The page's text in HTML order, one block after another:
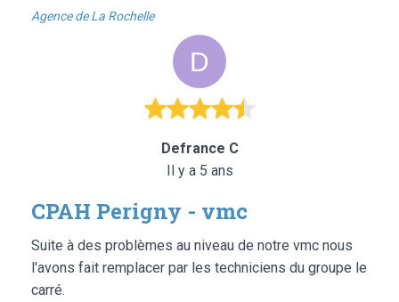
Agence de La Rochelle
Defrance C
Il y a 5 ans
CPAH Perigny - vmc
Suite à des problèmes au niveau de notre vmc nous
l'avons fait remplacer par les techniciens du groupe le
carré.